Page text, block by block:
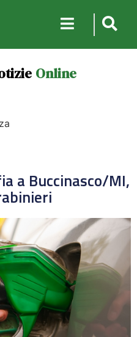
Online
a Buccinasco/MI,